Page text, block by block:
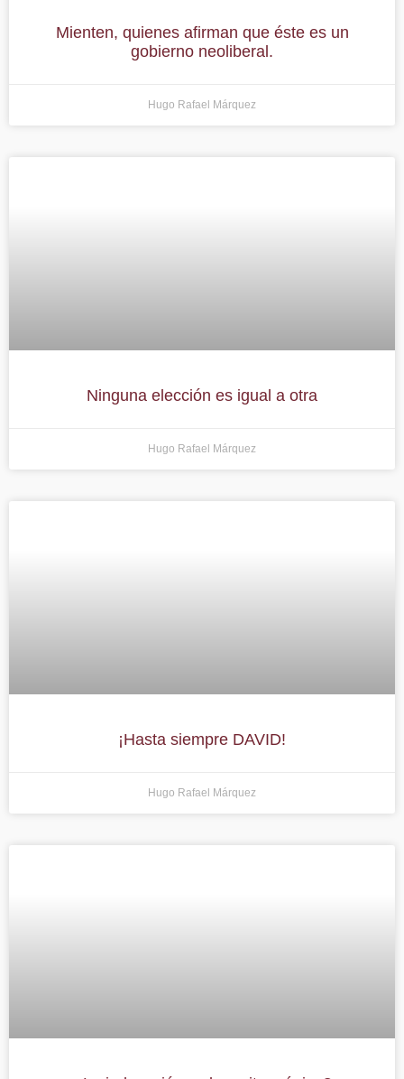
Mienten, quienes afirman que éste es un
gobierno neoliberal.
Hugo Rafael Márquez
Ninguna elección es igual a otra
Hugo Rafael Márquez
¡Hasta siempre DAVID!
Hugo Rafael Márquez